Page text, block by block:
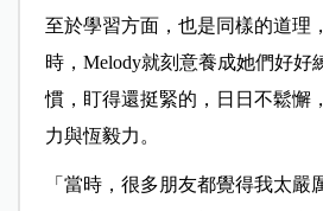
至於學習方面，也是同樣的道理
時，Melody就刻意養成她們好好
慣，盯得還挺緊的，日日不鬆懈
力與恆毅力。
「當時，很多朋友都覺得我太嚴